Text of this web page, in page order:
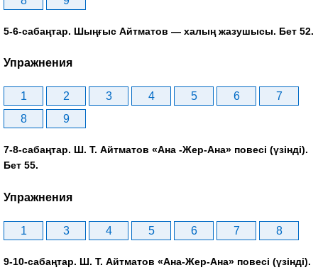
5-6-сабаңтар. Шыңғыс Айтматов — халың жазушысы. Бет 52.
Упражнения
1 2 3 4 5 6
7
8
9
7-8-сабаңтар. Ш. Т. Айтматов «Ана -Жер-Ана» повесі (үзінді).
Бет 55.
Упражнения
1 3 4 5 6 7 8
9-10-сабаңтар. Ш. Т. Айтматов «Ана-Жер-Ана» повесі (үзінді).